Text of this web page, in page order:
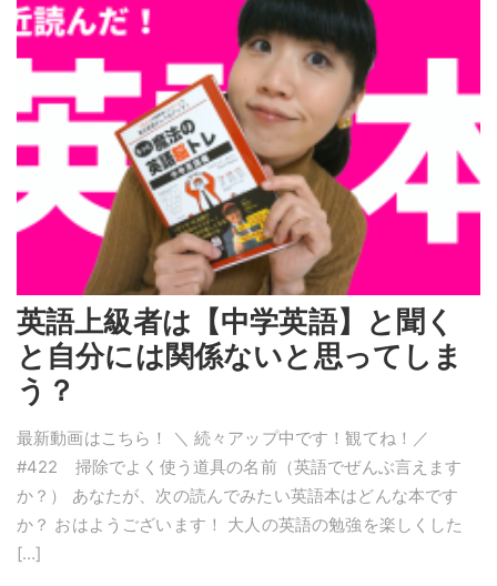
英語上級者は【中学英語】と聞く
と自分には関係ないと思ってしま
う？
最新動画はこちら！ ＼ 続々アップ中です！観てね！／
#422 掃除でよく使う道具の名前（英語でぜんぶ言えます
か？） あなたが、次の読んでみたい英語本はどんな本です
か？ おはようございます！ 大人の英語の勉強を楽しくした
[…]